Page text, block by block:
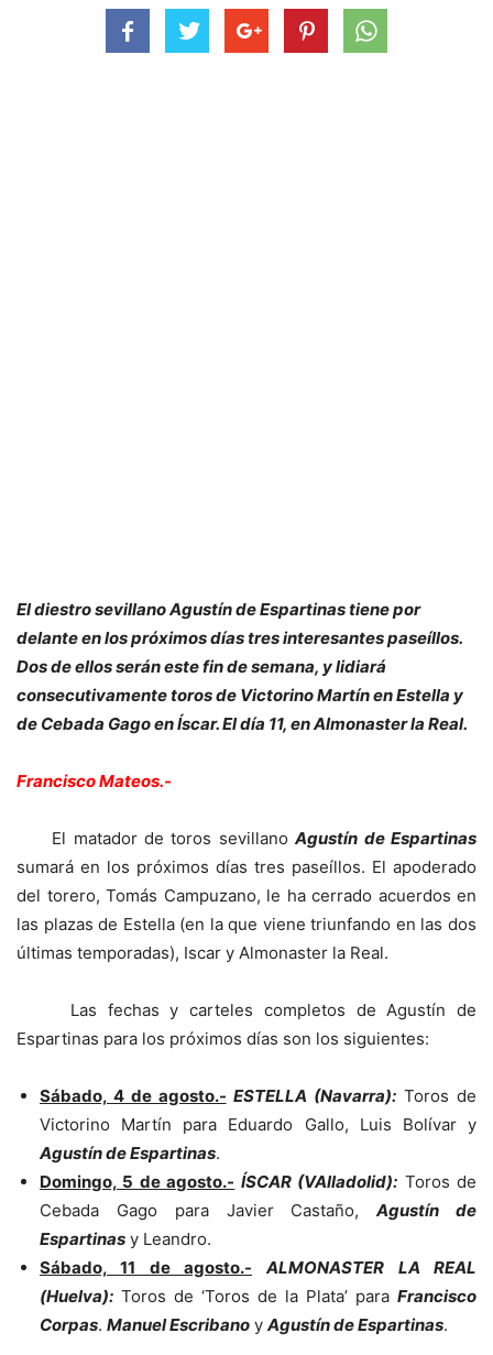
El diestro sevillano Agustín de Espartinas tiene por
delante en los próximos días tres interesantes paseíllos.
Dos de ellos serán este fin de semana, y lidiará
consecutivamente toros de Victorino Martín en Estella y
de Cebada Gago en Íscar. El día 11, en Almonaster la Real.
Francisco Mateos.-
El matador de toros sevillanoAgustín de Espartinas
sumará en los próximos días tres paseíllos. El apoderado
del torero, Tomás Campuzano, le ha cerrado acuerdos en
las plazas de Estella (en la que viene triunfando en las dos
últimas temporadas), Iscar y Almonaster la Real.
Las fechas y carteles completos de Agustín de
Espartinas para los próximos días son los siguientes:
Sábado, 4 de agosto.- ESTELLA (Navarra): Toros de
Victorino Martín para Eduardo Gallo, Luis Bolívar y
Agustín de Espartinas.
Domingo, 5 de agosto.- ÍSCAR (VAlladolid): Toros de
Cebada Gago para Javier Castaño,Agustín de
Espartinas y Leandro.
Sábado, 11 de agosto.-
ALMONASTER LA REAL
(Huelva): Toros de ‘Toros de la Plata’ para Francisco
Corpas. Manuel Escribano y Agustín de Espartinas.